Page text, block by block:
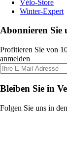
Vélo-Store
Winter-Expert
Abonnieren Sie
Profitieren Sie von
anmelden
Bleiben Sie in
Folgen Sie uns in